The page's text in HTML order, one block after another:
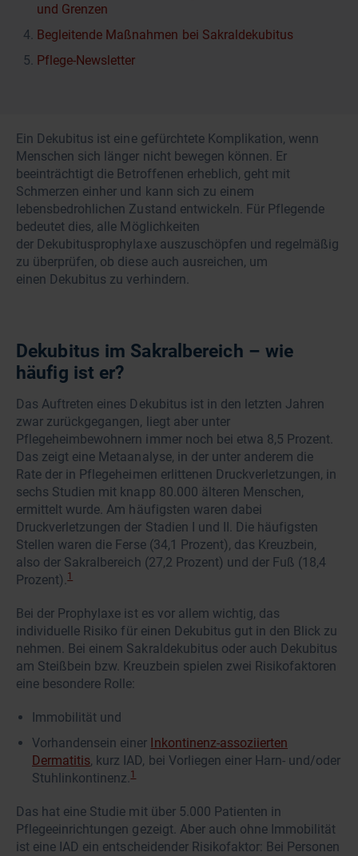
und Grenzen
Begleitende Maßnahmen bei Sakraldekubitus
Pflege-Newsletter
Ein Dekubitus ist eine gefürchtete Komplikation, wenn
Menschen sich länger nicht bewegen können. Er
beeinträchtigt die Betroffenen erheblich, geht mit
Schmerzen einher und kann sich zu einem
lebensbedrohlichen Zustand entwickeln. Für Pflegende
bedeutet dies, alle Möglichkeiten
der Dekubitusprophylaxe auszuschöpfen und regelmäßig
zu überprüfen, ob diese auch ausreichen, um
einen Dekubitus zu verhindern.
Dekubitus im Sakralbereich – wie
häufig ist er?
Das Auftreten eines Dekubitus ist in den letzten Jahren
zwar zurückgegangen, liegt aber unter
Pflegeheimbewohnern immer noch bei etwa 8,5 Prozent.
Das zeigt eine Metaanalyse, in der unter anderem die
Rate der in Pflegeheimen erlittenen Druckverletzungen, in
sechs Studien mit knapp 80.000 älteren Menschen,
ermittelt wurde. Am häufigsten waren dabei
Druckverletzungen der Stadien I und II. Die häufigsten
Stellen waren die Ferse (34,1 Prozent), das Kreuzbein,
also der Sakralbereich (27,2 Prozent) und der Fuß (18,4
Prozent).1
Bei der Prophylaxe ist es vor allem wichtig, das
individuelle Risiko für einen Dekubitus gut in den Blick zu
nehmen. Bei einem Sakraldekubitus oder auch Dekubitus
am Steißbein bzw. Kreuzbein spielen zwei Risikofaktoren
eine besondere Rolle:
Immobilität und
Vorhandensein einer Inkontinenz-assoziierten
Dermatitis, kurz IAD, bei Vorliegen einer Harn- und/oder
Stuhlinkontinenz.1
Das hat eine Studie mit über 5.000 Patienten in
Pflegeeinrichtungen gezeigt. Aber auch ohne Immobilität
ist eine IAD ein entscheidender Risikofaktor: Bei Personen